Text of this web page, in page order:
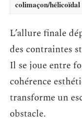
colimaçon/hélicoïdal
L’allure finale
des contraintes
Il se joue entre
cohérence
transforme un
obstacle.